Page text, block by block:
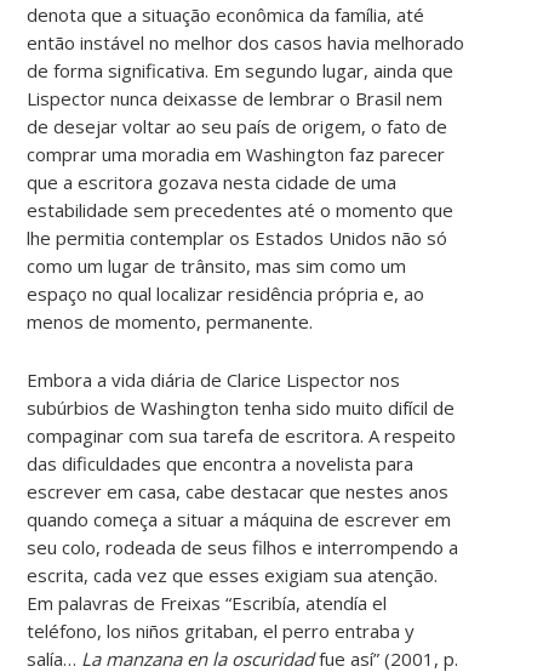
denota que a situação econômica da família, até
então instável no melhor dos casos havia melhorado
de forma significativa. Em segundo lugar, ainda que
Lispector nunca deixasse de lembrar o Brasil nem
de desejar voltar ao seu país de origem, o fato de
comprar uma moradia em Washington faz parecer
que a escritora gozava nesta cidade de uma
estabilidade sem precedentes até o momento que
lhe permitia contemplar os Estados Unidos não só
como um lugar de trânsito, mas sim como um
espaço no qual localizar residência própria e, ao
menos de momento, permanente.
Embora a vida diária de Clarice Lispector nos
subúrbios de Washington tenha sido muito difícil de
compaginar com sua tarefa de escritora. A respeito
das dificuldades que encontra a novelista para
escrever em casa, cabe destacar que nestes anos
quando começa a situar a máquina de escrever em
seu colo, rodeada de seus filhos e interrompendo a
escrita, cada vez que esses exigiam sua atenção.
Em palavras de Freixas “Escribía, atendía el
teléfono, los niños gritaban, el perro entraba y
salía… La manzana en la oscuridadfue así” (2001, p.